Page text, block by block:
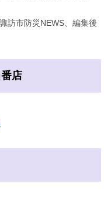
訪市防災NEWS、編集後
店